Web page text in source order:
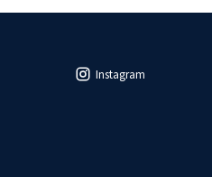
Instagram